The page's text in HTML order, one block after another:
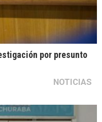
por presunto
NOTICIAS